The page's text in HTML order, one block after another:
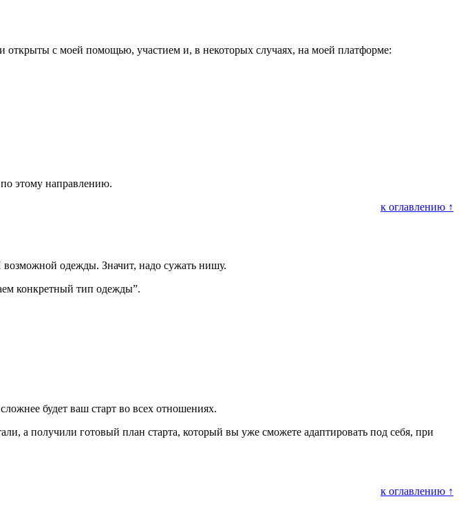
открыты с моей помощью, участием и, в некоторых случаях, на моей платформе:
этому направлению.
к оглавлению ↑
одежды. Значит, надо сужать нишу.
конкретный тип одежды”.
будет ваш старт во всех отношениях.
а получили готовый план старта, который вы уже сможете адаптировать под себя, при
к оглавлению ↑